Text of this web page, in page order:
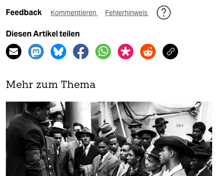
Feedback Kommentieren Fehlerhinweis
Diesen Artikel teilen
Mehr zum Thema